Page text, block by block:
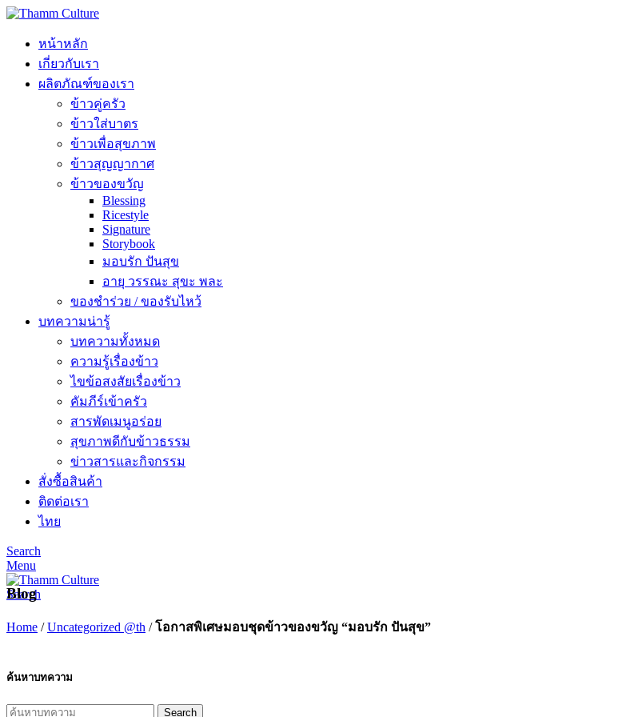
หน้าหลัก
เกี่ยวกับเรา
ผลิตภัณฑ์ของเรา
ข้าวคู่ครัว
ข้าวใส่บาตร
ข้าวเพื่อสุขภาพ
ข้าวสุญญากาศ
ข้าวของขวัญ
Blessing
Ricestyle
Signature
Storybook
มอบรัก ปันสุข
อายุ วรรณะ สุขะ พละ
ของชำร่วย / ของรับไหว้
บทความน่ารู้
บทความทั้งหมด
ความรู้เรื่องข้าว
ไขข้อสงสัยเรื่องข้าว
คัมภีร์เข้าครัว
สารพัดเมนูอร่อย
สุขภาพดีกับข้าวธรรม
ข่าวสารและกิจกรรม
สั่งซื้อสินค้า
ติดต่อเรา
ไทย
Search
Menu
Search
Blog
Home /Uncategorized @th /โอกาสพิเศษมอบชุดข้าวของขวัญ “มอบรัก ปันสุข”
ค้นหาบทความ
Search